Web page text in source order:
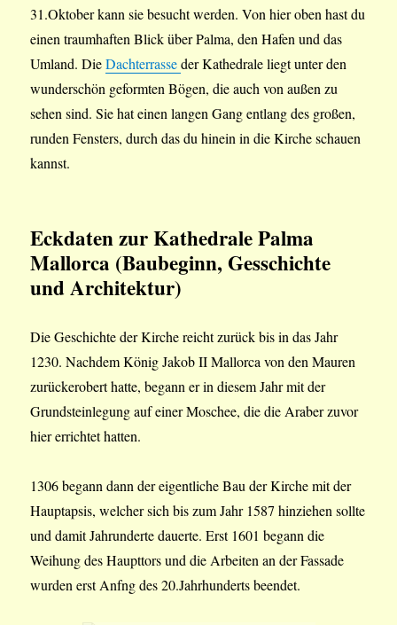
31.Oktober kann sie besucht werden. Von hier oben hast du
einen traumhaften Blick über Palma, den Hafen und das
Umland. DieDachterrasseder Kathedrale liegt unter den
wunderschön geformten Bögen, die auch von außen zu
sehen sind. Sie hat einen langen Gang entlang des großen,
runden Fensters, durch das du hinein in die Kirche schauen
kannst.
Eckdaten zur Kathedrale Palma
Mallorca (Baubeginn, Gesschichte
und Architektur)
Die Geschichte der Kirche reicht zurück bis in das Jahr
1230. Nachdem König Jakob II Mallorca von den Mauren
zurückerobert hatte, begann er in diesem Jahr mit der
Grundsteinlegung auf einer Moschee, die die Araber zuvor
hier errichtet hatten.
1306 begann dann der eigentliche Bau der Kirche mit der
Hauptapsis, welcher sich bis zum Jahr 1587 hinziehen sollte
und damit Jahrunderte dauerte. Erst 1601 begann die
Weihung des Haupttors und die Arbeiten an der Fassade
wurden erst Anfng des 20.Jahrhunderts beendet.